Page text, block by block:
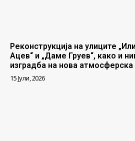
Реконструкција на улиците
Ацев“ и „Даме Груев“, како и
изградба на нова атмосферска
15 Јули, 2026